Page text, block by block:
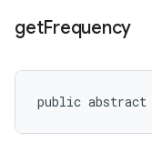
getFrequency
public abstract